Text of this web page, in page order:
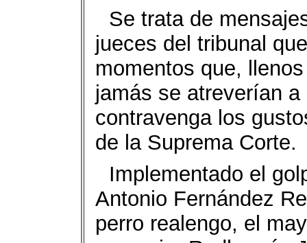
Se trata de
jueces del tribunal
momentos que,
jamás se atreverían
contravenga los
de la Suprema Corte.
Implementado el
Antonio Fernández
perro realengo, el